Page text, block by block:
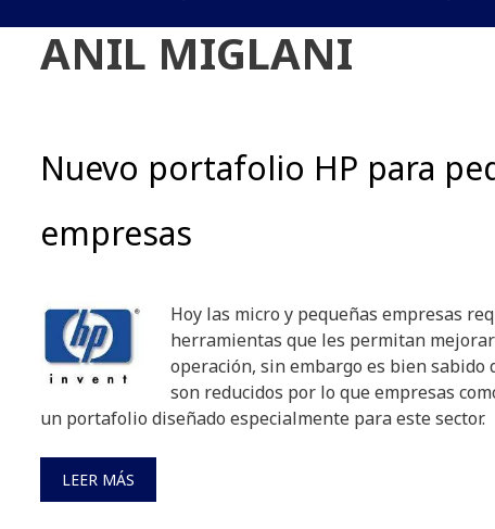
ANIL MIGLANI
Nuevo portafolio HP para
empresas
Hoy las micro y pequeñas empresas
herramientas que les permitan
operación, sin embargo es bien sabido
son reducidos por lo que empresas
un portafolio diseñado especialmente para este sector.
LEER MÁS